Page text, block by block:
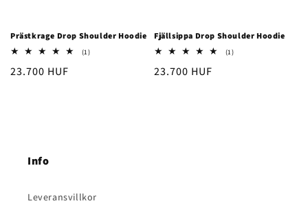
Prästkrage Drop Shoulder Hoodie
(1)1
Ordinarie
23.700 HUF
Fjällsippa Drop Shoulder Hoodie
(1)1
Ordinarie
23.700 HUF
Info
Leveransvillkor